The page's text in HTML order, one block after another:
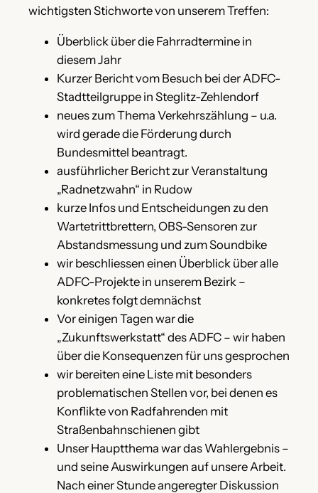
wichtigsten Stichworte von unserem Treffen:
Überblick über die Fahrradtermine in
diesem Jahr
Kurzer Bericht vom Besuch bei der ADFC-
Stadtteilgruppe in Steglitz-Zehlendorf
neues zum Thema Verkehrszählung – u.a.
wird gerade die Förderung durch
Bundesmittel beantragt.
ausführlicher Bericht zur Veranstaltung
„Radnetzwahn“ in Rudow
kurze Infos und Entscheidungen zu den
Wartetrittbrettern, OBS-Sensoren zur
Abstandsmessung und zum Soundbike
wir beschliessen einen Überblick über alle
ADFC-Projekte in unserem Bezirk –
konkretes folgt demnächst
Vor einigen Tagen war die
„Zukunftswerkstatt“ des ADFC – wir haben
über die Konsequenzen für uns gesprochen
wir bereiten eine Liste mit besonders
problematischen Stellen vor, bei denen es
Konflikte von Radfahrenden mit
Straßenbahnschienen gibt
Unser Hauptthema war das Wahlergebnis –
und seine Auswirkungen auf unsere Arbeit.
Nach einer Stunde angeregter Diskussion